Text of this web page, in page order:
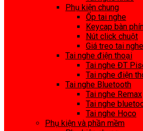
Phụ kiện chung
Ốp tai nghe
Keycap bàn
Nút click chuột
Giá treo tai nghe
Tai nghe điện thoại
Tai nghe ĐT
Tai nghe điện
Tai nghe Bluetooth
Tai nghe Remax
Tai nghe
Tai nghe Hoco
Phụ kiện và phần mềm